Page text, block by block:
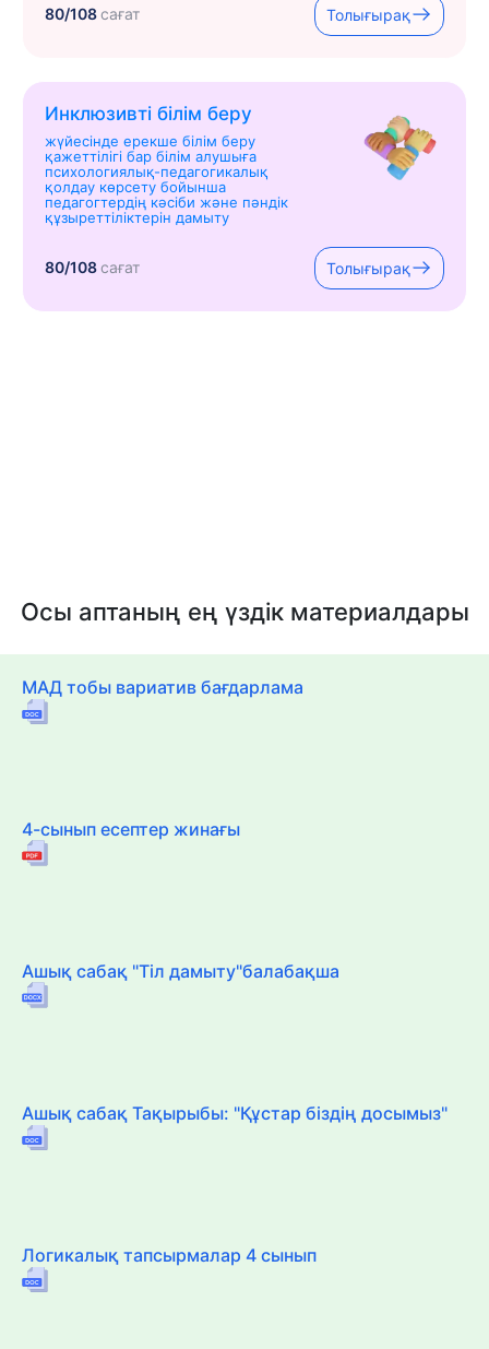
80/108сағат Толығырақ
Инклюзивті білім беру
жүйесінде ерекше білім беру
қажеттілігі бар білім алушыға
психологиялық-педагогикалық
қолдау көрсету бойынша
педагогтердің кәсіби және пәндік
құзыреттіліктерін дамыту
80/108сағат Толығырақ
Осы аптаның ең үздік материалдары
МАД тобы вариатив бағдарлама
4-сынып есептер жинағы
Ашық сабақ "Тіл дамыту"балабақша
Ашық сабақ Тақырыбы: "Құстар біздің досымыз"
Логикалық тапсырмалар 4 сынып